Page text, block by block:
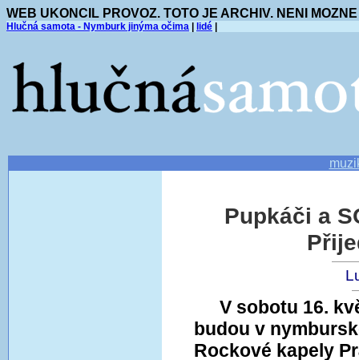
WEB UKONCIL PROVOZ. TOTO JE ARCHIV. NENI
Hlučná samota - Nymburk jinýma očima lidé
Pupkáči a
V sobotu 16.
budou v
Rockové kapely